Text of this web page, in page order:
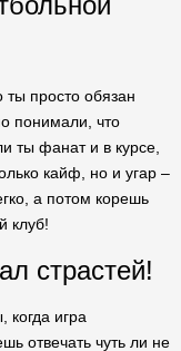
просто обязан
понимали, что
ты фанат и в курсе,
кайф, но и угар –
а потом корешь
клуб!
страстей!
игра
отвечать чуть ли не